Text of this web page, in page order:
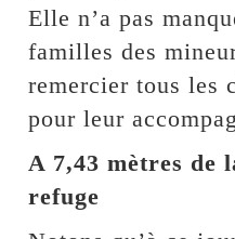
Elle n’a pas
familles des
remercier tous les
pour leur
A 7,43 mètres de
refuge